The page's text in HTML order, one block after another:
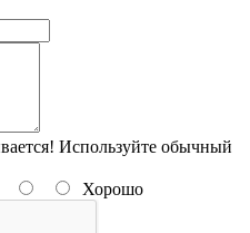
Используйте обычный
Хорошо